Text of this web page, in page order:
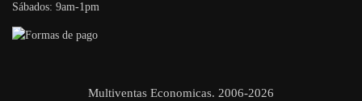
Sábados: 9am-1pm
Multiventas Economicas. 2006-2026